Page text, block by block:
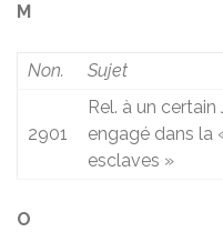
M
Non. Sujet
2901
Rel. à un
engagé dans la
esclaves »
O